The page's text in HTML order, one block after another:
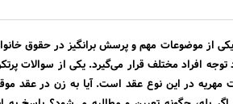
از موضوعات مهم و پرسش‌ برانگیز در حقوق
افراد مختلف قرار می‌گیرد. یکی از سوالات
مهریه در این نوع عقد است. آیا به زن در عقد